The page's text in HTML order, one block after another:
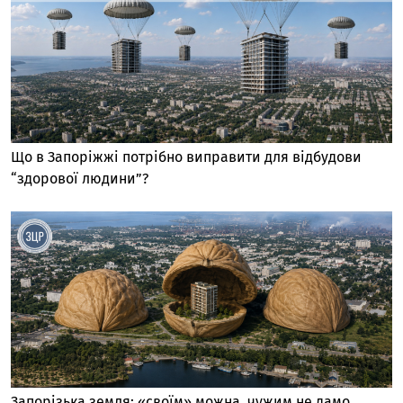
Що в Запоріжжі потрібно виправити для відбудови
“здорової людини”?